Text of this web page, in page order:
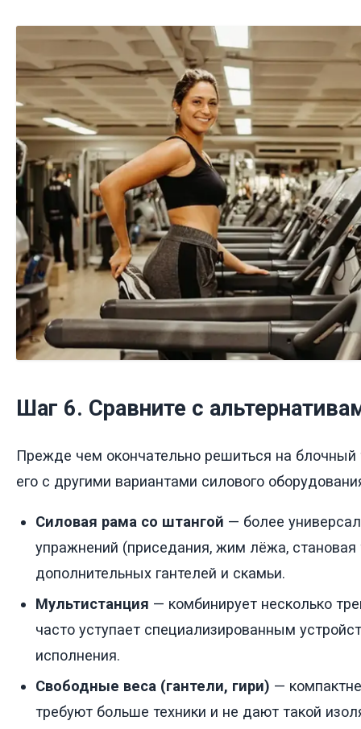
Шаг 6. Сравните с
Прежде чем окончательно решиться на блочный
его с другими вариантами силового
Силовая рама со штангой — более
упражнений (приседания, жим лёжа, становая
дополнительных гантелей и скамьи.
Мультистанция — комбинирует несколько
часто уступает специализированным
исполнения.
Свободные веса (гантели, гири) —
требуют больше техники и не дают такой